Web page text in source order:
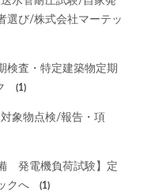
選び/株式会社マーテッ
査・特定建築物定期
(1)
象物点検/報告・項
発電機負荷試験】定
クへ
(1)